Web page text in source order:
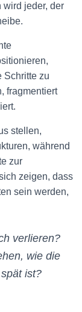
wird jeder, der
Schritte zu
fragmentiert
stellen,
während
zur
zeigen, dass
sein werden,
verlieren?
wie die
ist?